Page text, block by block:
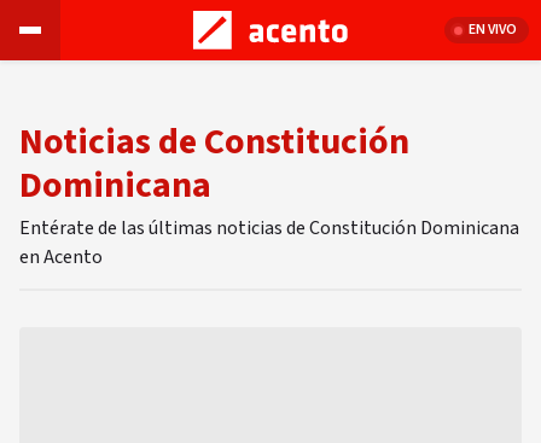
EN VIVO
Noticias de Constitución
Dominicana
Entérate de las últimas noticias de Constitución Dominicana
en Acento